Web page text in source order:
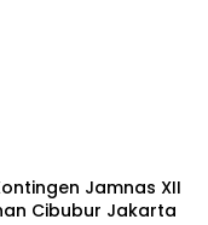
Jamnas XII
Cibubur Jakarta